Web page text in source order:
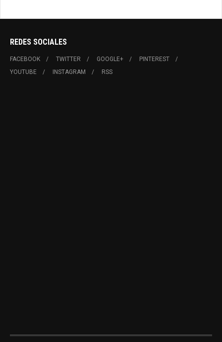
REDES SOCIALES
FACEBOOK TWITTER GOOGLE+
PINTEREST
YOUTUBE
INSTAGRAM RSS